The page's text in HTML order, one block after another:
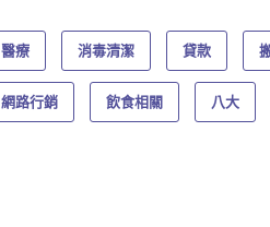
醫療 消毒清潔 貸款
網路行銷 飲食相關 八大